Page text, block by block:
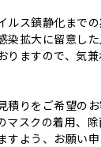
ルス鎮静化まで
染拡大に留意し
りますので、気
積りをご希望の
スクの着用、除
よう、お願い申